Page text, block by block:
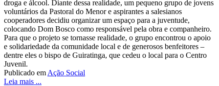
droga e álcool. Diante dessa realidade, um pequeno grupo de jovens
voluntários da Pastoral do Menor e aspirantes a salesianos
cooperadores decidiu organizar um espaço para a juventude,
colocando Dom Bosco como responsável pela obra e companheiro.
Para que o projeto se tornasse realidade, o grupo encontrou o apoio
e solidariedade da comunidade local e de generosos benfeitores –
dentre eles o bispo de Guiratinga, que cedeu o local para o Centro
Juvenil.
Publicado em Ação Social
Leia mais ...